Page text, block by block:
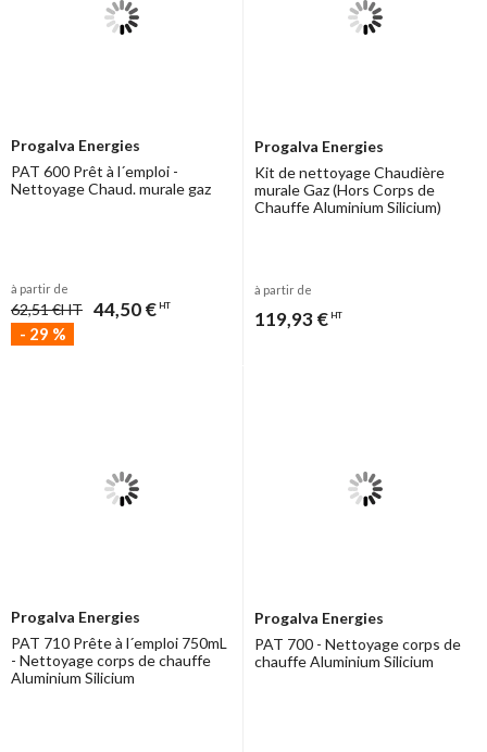
Progalva Energies
PAT 600 Prêt à l´emploi -
Nettoyage Chaud. murale gaz
à partir de
62,51 €HT 44,50 € HT
- 29 %
Progalva Energies
Kit de nettoyage Chaudière
murale Gaz (Hors Corps de
Chauffe Aluminium Silicium)
à partir de
119,93 € HT
Progalva Energies
PAT 710 Prête à l´emploi 750mL
- Nettoyage corps de chauffe
Aluminium Silicium
Progalva Energies
PAT 700 - Nettoyage corps de
chauffe Aluminium Silicium